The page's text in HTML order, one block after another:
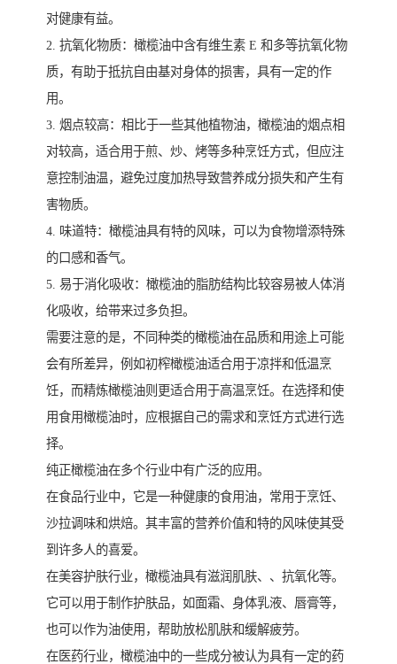
对健康有益。
2. 抗氧化物质：橄榄油中含有维生素 E 和多等抗氧化物
质，有助于抵抗自由基对身体的损害，具有一定的作
用。
3. 烟点较高：相比于一些其他植物油，橄榄油的烟点相
对较高，适合用于煎、炒、烤等多种烹饪方式，但应注
意控制油温，避免过度加热导致营养成分损失和产生有
害物质。
4. 味道特：橄榄油具有特的风味，可以为食物增添特殊
的口感和香气。
5. 易于消化吸收：橄榄油的脂肪结构比较容易被人体消
化吸收，给带来过多负担。
需要注意的是，不同种类的橄榄油在品质和用途上可能
会有所差异，例如初榨橄榄油适合用于凉拌和低温烹
饪，而精炼橄榄油则更适合用于高温烹饪。在选择和使
用食用橄榄油时，应根据自己的需求和烹饪方式进行选
择。
纯正橄榄油在多个行业中有广泛的应用。
在食品行业中，它是一种健康的食用油，常用于烹饪、
沙拉调味和烘焙。其丰富的营养价值和特的风味使其受
到许多人的喜爱。
在美容护肤行业，橄榄油具有滋润肌肤、、抗氧化等。
它可以用于制作护肤品，如面霜、身体乳液、唇膏等，
也可以作为油使用，帮助放松肌肤和缓解疲劳。
在医药行业，橄榄油中的一些成分被认为具有一定的药